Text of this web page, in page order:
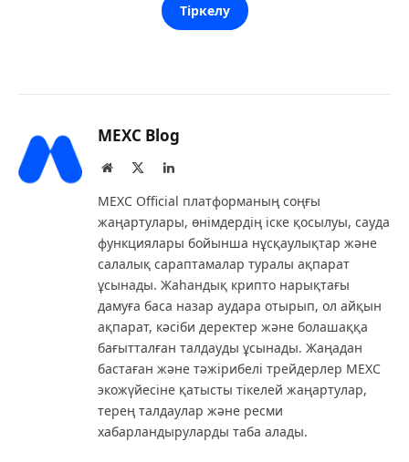
Тіркелу
MEXC Blog
Website LinkedIn
MEXC Official платформаның соңғы
жаңартулары, өнімдердің іске қосылуы, сауда
функциялары бойынша нұсқаулықтар және
салалық сараптамалар туралы ақпарат
ұсынады. Жаһандық крипто нарықтағы
дамуға баса назар аудара отырып, ол айқын
ақпарат, кәсіби деректер және болашаққа
бағытталған талдауды ұсынады. Жаңадан
бастаған және тәжірибелі трейдерлер MEXC
экожүйесіне қатысты тікелей жаңартулар,
терең талдаулар және ресми
хабарландыруларды таба алады.